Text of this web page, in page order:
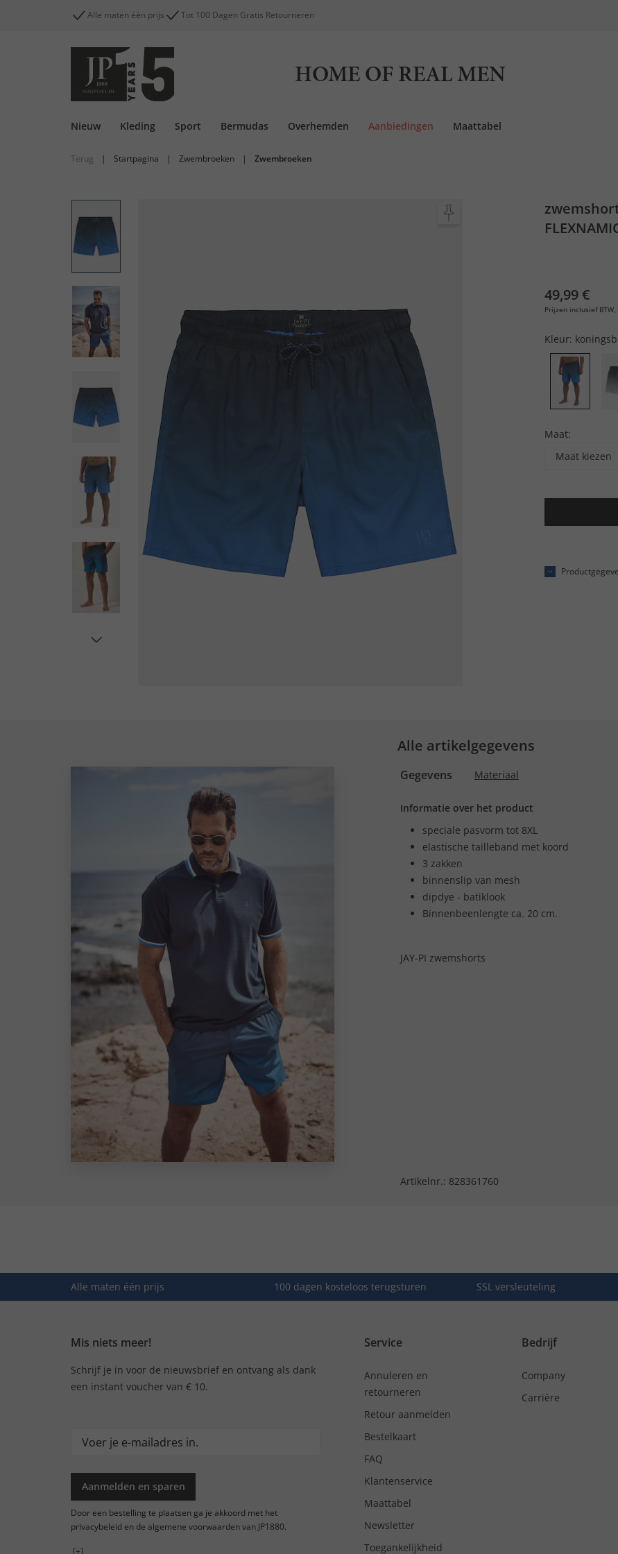
Alle maten één prijs Tot 100 Dagen Gratis Retourneren
HOME OF REAL MEN
Nieuw Kleding Sport Bermudas Overhemden Aanbiedingen Maattabel
Terug | Startpagina | Zwembroeken | Zwembroeken
49,99 €
Prijzen inclusief BTW,
Kleur:
Maat:
Maat kiezen
Alle artikelgegevens
Gegevens Materiaal
Informatie over het product
speciale pasvorm tot 8XL
elastische tailleband met koord
3 zakken
binnenslip van mesh
dipdye - batiklook
Binnenbeenlengte ca. 20 cm.
JAY-PI zwemshorts
Artikelnr.: 828361760
Alle maten één prijs 100 dagen kosteloos terugsturen SSL versleuteling
Mis niets meer!
Schrijf je in voor de nieuwsbrief en ontvang als dank
een instant voucher van € 10.
Aanmelden en sparen
Door een bestelling te plaatsen ga je akkoord met het
privacybeleid en de algemene voorwaarden van JP1880.
[+]
Service
Annuleren en
retourneren
Retour aanmelden
Bestelkaart
FAQ
Klantenservice
Maattabel
Newsletter
Toegankelijkheid
Bedrijf
Company
Carrière